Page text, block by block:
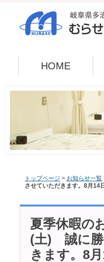
HOME
トップページ > お知らせ一覧
させていただきます。8月14
夏季休暇の
(土) 誠に勝
きます。8